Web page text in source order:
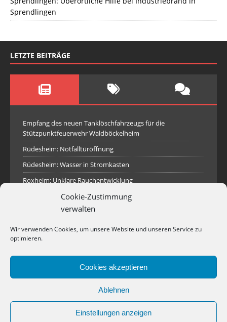
Cookie-Zustimmung
verwalten
Wir verwenden Cookies, um unsere Website und unseren Service zu
optimieren.
Cookies akzeptieren
Ablehnen
Einstellungen anzeigen
Sprendlingen
LETZTE BEITRÄGE
Empfang des neuen Tanklöschfahrzeugs für die
Stützpunktfeuerwehr Waldböckelheim
Rüdesheim: Notfalltüröffnung
Rüdesheim: Wasser in Stromkasten
Roxheim: Unklare Rauchentwicklung
Sprendlingen: Überörtliche Hilfe bei Industriebrand in
Sprendlingen
Rüdesheim: Aufgerissener Dieseltank
Industriepark Pferdsfeld: Brand eines Holzpolter